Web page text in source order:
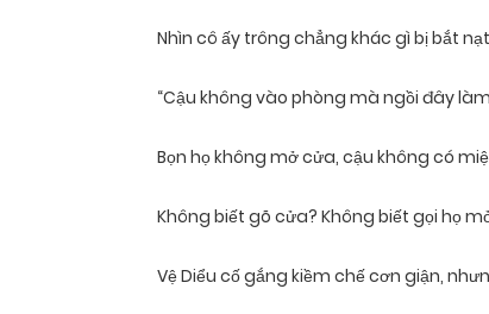
Nhìn cô ấy trông chẳng khác gì bị bắt
“Cậu không vào phòng mà ngồi đây
Bọn họ không mở cửa, cậu không có
Không biết gõ cửa? Không biết gọi họ
Vệ Diểu cố gắng kiềm chế cơn giận,